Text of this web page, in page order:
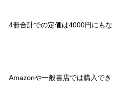
4冊合計での定価は4000円にもな
Amazonや一般書店では購入でき